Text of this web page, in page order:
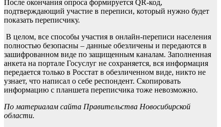
После окончания опроса формируется QR-код,
подтверждающий участие в переписи, который нужно будет
показать переписчику.
В целом, все способы участия в онлайн-переписи населения
полностью безопасны – данные обезличены и передаются в
зашифрованном виде по защищенным каналам. Заполненная
анкета на портале Госуслуг не сохраняется, вся информация
передается только в Росстат в обезличенном виде, никто не
узнает, что написал о себе респондент. Скопировать
информацию с планшета переписчика тоже невозможно.
По материалам сайта Правительства Новосибирской
области.